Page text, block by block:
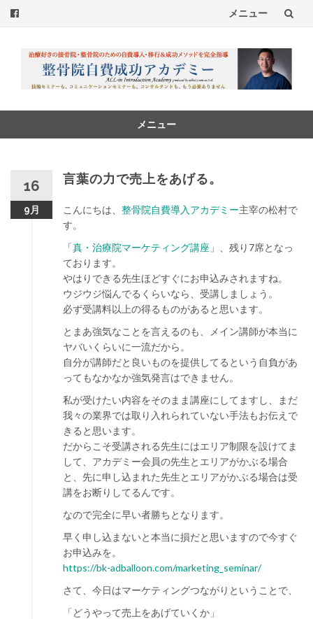
メニュー
ス
メニュー
16
9月
言葉の力で売上をあげる。
こんにちは、 整骨院自費導入アカデミー主宰の松村で
す。
「真・治療院マーケティング講座 」、残り7席となっ
ております。
やはりできる先生ほどすぐにお申込みされますね。
ウジウジ悩んでるくらいなら、受講しましょう。
必ず受講料以上の得るものがあると思います。
とまあ強気なことを言えるのも、メイン講師が本当に
ヤバいくらいに一流だから。
自分が講師だと良いものを提供してるという自負があ
ってもなかなか強気発言はできません。
私が受けたい内容をそのまま講座にしてますし、まだ
我々の業界では取り入れられていない手法もお伝えで
きると思います。
だからこそ受講される先生にはエリア制限を設けてま
して、アカデミー会員の先生とエリアがかぶる場合
と、先に申し込まれた先生とエリアがかぶる場合は受
講をお断りしてるんです。
なので完全に早い者勝ちとなります。
早く申し込まないと本当に損だと思いますので今すぐ
お申込みを。
https://bk-adballoon.com/marketing_seminar/
さて、今日はマーケティングつながりということで、
「どうやって売上をあげていくか」